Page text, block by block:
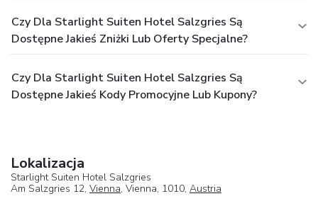
Czy Dla Starlight Suiten Hotel Salzgries Są
Dostępne Jakieś Zniżki Lub Oferty Specjalne?
Czy Dla Starlight Suiten Hotel Salzgries Są
Dostępne Jakieś Kody Promocyjne Lub Kupony?
Lokalizacja
Starlight Suiten Hotel Salzgries
Am Salzgries 12, Vienna, Vienna, 1010, Austria